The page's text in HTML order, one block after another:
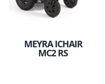
MEYRA ICHAIR
MC2 RS